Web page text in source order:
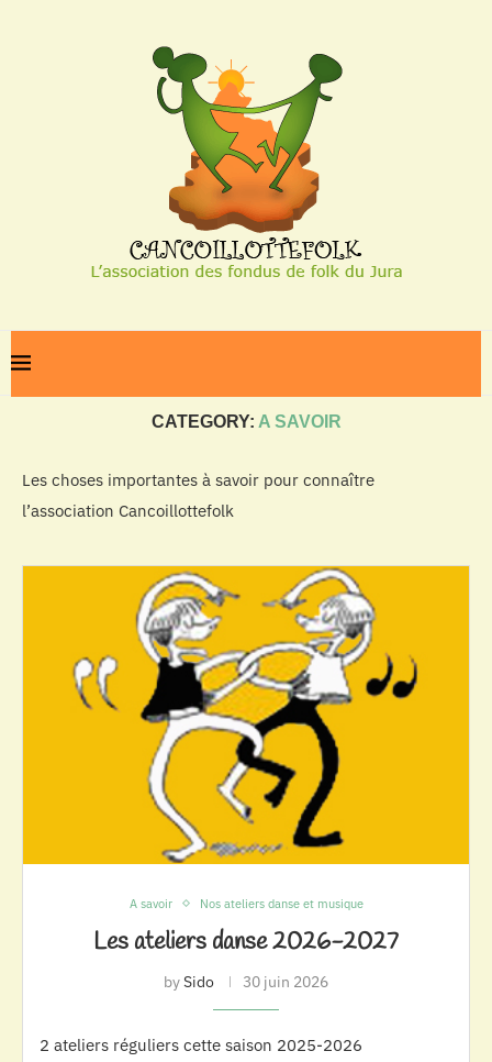
CATEGORY: A SAVOIR
Les choses importantes à savoir pour connaître
l’association Cancoillottefolk
A savoir Nos ateliers danse et musique
Les ateliers danse 2026-2027
bySido 30 juin 2026
2 ateliers réguliers cette saison 2025-2026